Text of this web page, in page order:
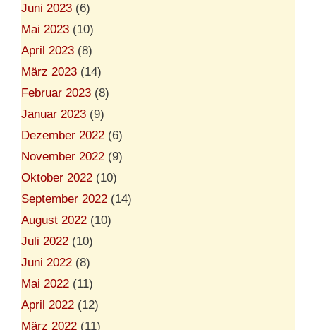
Juni 2023 (6)
Mai 2023 (10)
April 2023 (8)
März 2023 (14)
Februar 2023 (8)
Januar 2023 (9)
Dezember 2022 (6)
November 2022 (9)
Oktober 2022 (10)
September 2022 (14)
August 2022 (10)
Juli 2022 (10)
Juni 2022 (8)
Mai 2022 (11)
April 2022 (12)
März 2022 (11)